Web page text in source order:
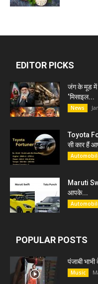
EDITOR PICKS
जंग के मूड में
‘मिसाइल...
News
Toyota
सी कार हैं
Maruti
आपके...
POPULAR POSTS
पंजाबी
Music